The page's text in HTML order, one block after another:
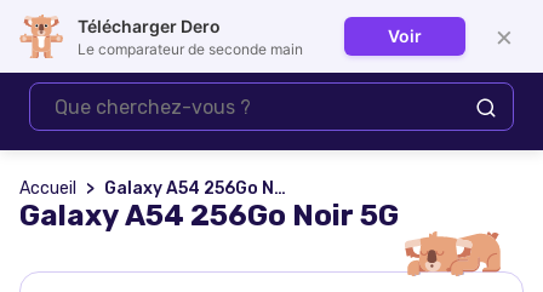
Se connecter
Accueil Galaxy A54 256Go Noir 5G
Galaxy A54 256Go Noir 5G
Télécharger Dero
Le comparateur de seconde main
Voir ×